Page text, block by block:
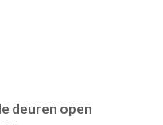
deuren open